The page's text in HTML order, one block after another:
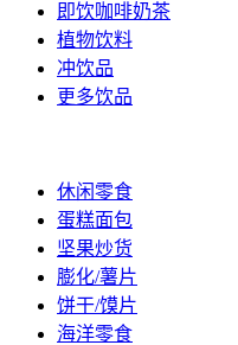
即饮咖啡奶茶
植物饮料
冲饮品
更多饮品
休闲零食
蛋糕面包
坚果炒货
膨化/薯片
饼干/馍片
海洋零食